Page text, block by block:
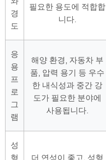
경
도
필요한 용도에 적합합
니다.
응
용
프
로
그
램
해양 환경, 자동차 부
품, 압력 용기 등 우수
한 내식성과 중간 강
도가 필요한 분야에
사용됩니다.
성
형
더 연성이 좋고, 성형